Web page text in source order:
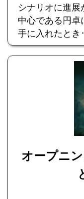
シナリオに進
中心である円卓
手に入れたとき
オープニ